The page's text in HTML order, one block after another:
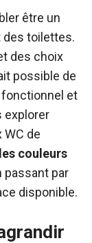
être un
des toilettes.
des choix
possible de
fonctionnel et
explorer
de
couleurs
passant par
disponible.